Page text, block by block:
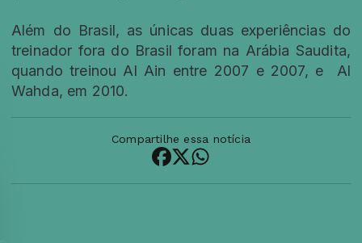
Além do Brasil, as únicas duas experiências do
treinador fora do Brasil foram na Arábia Saudita,
quando treinou Al Ain entre 2007 e 2007, e Al
Wahda, em 2010.
Compartilhe essa notícia